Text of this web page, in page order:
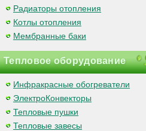
Радиаторы отопления
Котлы отопления
Мембранные баки
Тепловое оборудование
Инфракрасные обогреватели
ЭлектроКонвекторы
Тепловые пушки
Тепловые завесы